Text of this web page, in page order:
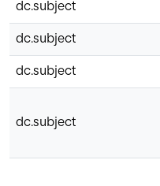
dc.subject
dc.subject
dc.subject
dc.subject